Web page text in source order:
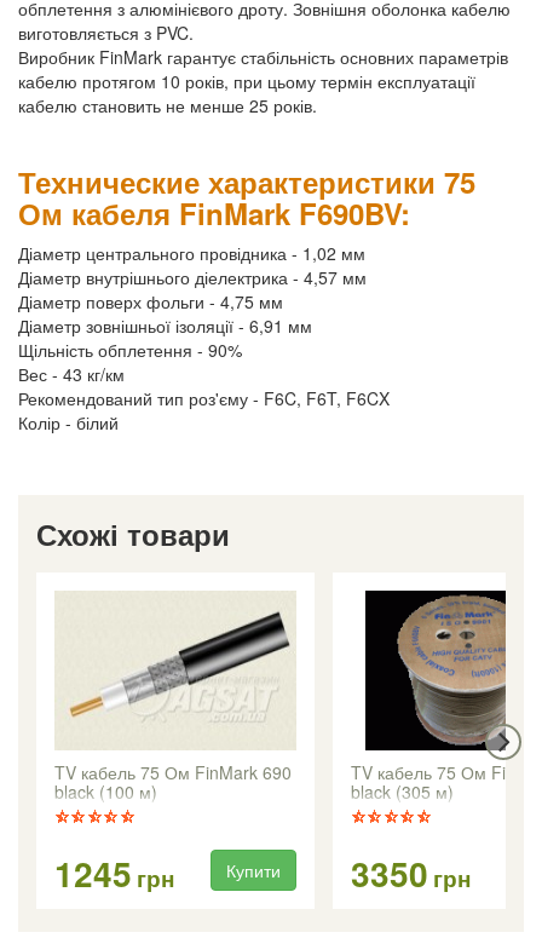
обплетення з алюмінієвого дроту. Зовнішня оболонка кабелю
виготовляється з PVC.
Виробник FinMark гарантує стабільність основних параметрів
кабелю протягом 10 років, при цьому термін експлуатації
кабелю становить не менше 25 років.
Технические характеристики 75
Ом кабеля FinMark F690BV:
Діаметр центрального провідника - 1,02 мм
Діаметр внутрішнього діелектрика - 4,57 мм
Діаметр поверх фольги - 4,75 мм
Діаметр зовнішньої ізоляції - 6,91 мм
Щільність обплетення - 90%
Вес - 43 кг/км
Рекомендований тип роз'єму - F6C, F6T, F6CX
Колір - білий
Схожі товари
TV кабель 75 Ом FinMark 690
black (100 м)
1245 грн Купити
TV кабель 75 Ом
black (305 м)
3350 грн